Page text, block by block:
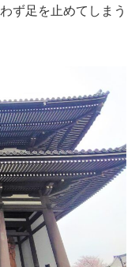
ず足を止めてしまう